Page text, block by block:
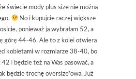
świecie mody plus size nie można
No i kupujcie raczej większe
ponieważ ja wybrałam 52, a
górę 44-46. Ale to z kolei otwiera
kobietami w rozmiarze 38-40, bo
i będzie też na Was pasować, a
będzie trochę oversize’owa. Już